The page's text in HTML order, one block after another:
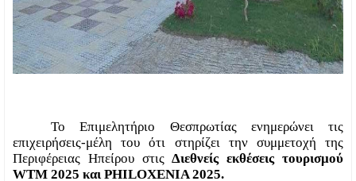
Το Επιμελητήριο Θεσπρωτίας ενημερώνει τις
επιχειρήσεις-μέλη του ότι στηρίζει την συμμετοχή της
Περιφέρειας Ηπείρου στις Διεθνείς εκθέσεις τουρισμού
WTM 2025 και PHILOXENIA 2025.